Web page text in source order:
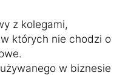
z kolegami,
których nie chodzi o
w biznesie